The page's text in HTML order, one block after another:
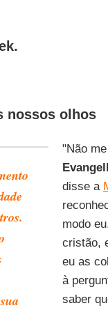
nossos olhos
"Não
disse a
modo
cristão,
eu as
à
saber